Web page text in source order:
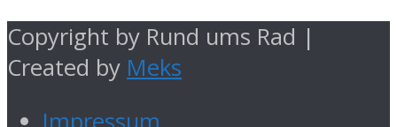
Copyright by Rund ums Rad |
Created by Meks